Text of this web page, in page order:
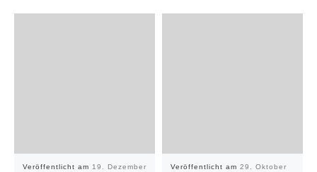
Veröffentlicht am 19. Dezember
Veröffentlicht am 29. Oktober